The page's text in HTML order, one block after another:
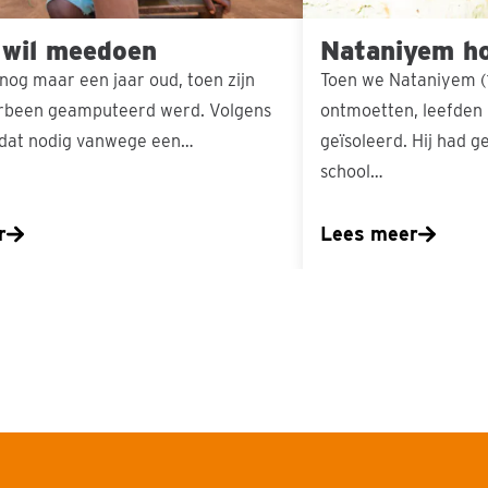
meedoen
maar een jaar oud, toen zijn
geamputeerd werd. Volgens
nodig vanwege een…
Nataniyem
Toen we Nataniyem
ontmoetten, leefden
geïsoleerd. Hij had
school…
Lees meer